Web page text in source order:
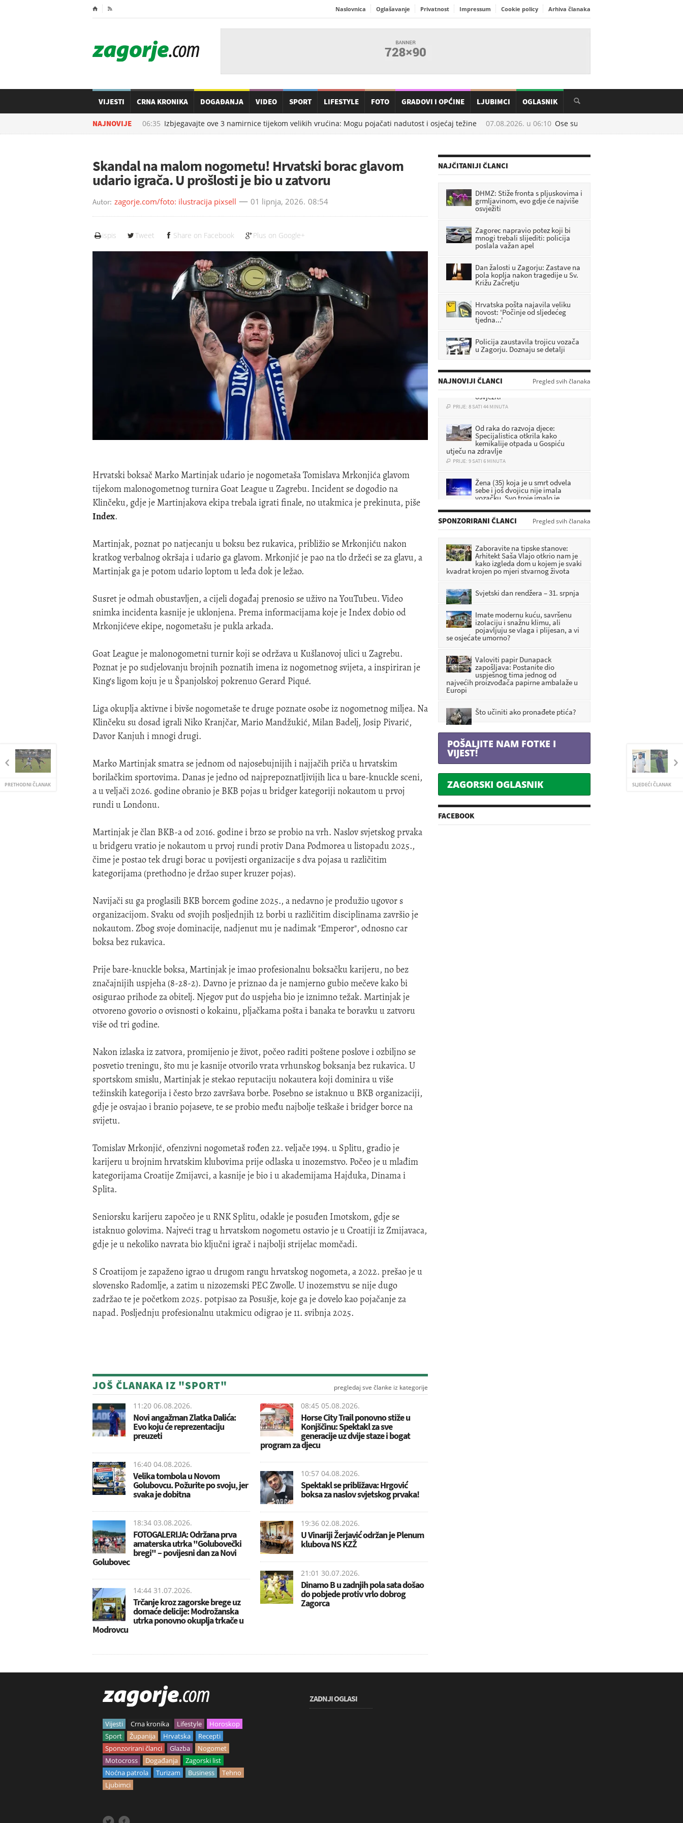
⌂  Naslovnica Oglašavanje Privatnost Impressum Cookie policy Arhiva članaka
VIJESTI CRNA KRONIKA DOGAĐANJA VIDEO SPORT LIFESTYLE FOTO GRADOVI I OPĆINE LJUBIMCI OGLASNIK
NAJNOVIJE
07.08.2026. u 06:35 Izbjegavajte ove 3 namirnice tijekom velikih vrućina: Mogu pojačati nadutost i osjećaj težine 07.08.2026. u 06:10 Ose su najaktivnije u kolovozu:
PRETHODNI ČLANAK SLJEDEĆI ČLANAK
Skandal na malom nogometu! Hrvatski borac glavom
udario igrača. U prošlosti je bio u zatvoru
Autor: zagorje.com/foto: ilustracija pixsell 01 lipnja, 2026. 08:54
ispis Tweet Share on Facebook Plus on Google+
Hrvatski boksač Marko Martinjak udario je nogometaša Tomislava Mrkonjića glavom
tijekom malonogometnog turnira Goat League u Zagrebu. Incident se dogodio na
Klinčeku, gdje je Martinjakova ekipa trebala igrati finale, no utakmica je prekinuta, piše
Index.
Martinjak, poznat po natjecanju u boksu bez rukavica, približio se Mrkonjiću nakon
kratkog verbalnog okršaja i udario ga glavom. Mrkonjić je pao na tlo držeći se za glavu, a
Martinjak ga je potom udario loptom u leđa dok je ležao.
Susret je odmah obustavljen, a cijeli događaj prenosio se uživo na YouTubeu. Video
snimka incidenta kasnije je uklonjena. Prema informacijama koje je Index dobio od
Mrkonjićeve ekipe, nogometašu je pukla arkada.
Goat League je malonogometni turnir koji se održava u Kušlanovoj ulici u Zagrebu.
Poznat je po sudjelovanju brojnih poznatih imena iz nogometnog svijeta, a inspiriran je
King's ligom koju je u Španjolskoj pokrenuo Gerard Piqué.
Liga okuplja aktivne i bivše nogometaše te druge poznate osobe iz nogometnog miljea. Na
Klinčeku su dosad igrali Niko Kranjčar, Mario Mandžukić, Milan Badelj, Josip Pivarić,
Davor Kanjuh i mnogi drugi.
Marko Martinjak smatra se jednom od najosebujnijih i najjačih priča u hrvatskim
borilačkim sportovima. Danas je jedno od najprepoznatljivijih lica u bare-knuckle sceni,
a u veljači 2026. godine obranio je BKB pojas u bridger kategoriji nokautom u prvoj
rundi u Londonu.
Martinjak je član BKB-a od 2016. godine i brzo se probio na vrh. Naslov svjetskog prvaka
u bridgeru vratio je nokautom u prvoj rundi protiv Dana Podmorea u listopadu 2025.,
čime je postao tek drugi borac u povijesti organizacije s dva pojasa u različitim
kategorijama (prethodno je držao super kruzer pojas).
Navijači su ga proglasili BKB borcem godine 2025., a nedavno je produžio ugovor s
organizacijom. Svaku od svojih posljednjih 12 borbi u različitim disciplinama završio je
nokautom. Zbog svoje dominacije, nadjenut mu je nadimak "Emperor", odnosno car
boksa bez rukavica.
Prije bare-knuckle boksa, Martinjak je imao profesionalnu boksačku karijeru, no bez
značajnijih uspjeha (8-28-2). Davno je priznao da je namjerno gubio mečeve kako bi
osigurao prihode za obitelj. Njegov put do uspjeha bio je iznimno težak. Martinjak je
otvoreno govorio o ovisnosti o kokainu, pljačkama pošta i banaka te boravku u zatvoru
više od tri godine.
Nakon izlaska iz zatvora, promijenio je život, počeo raditi poštene poslove i ozbiljno se
posvetio treningu, što mu je kasnije otvorilo vrata vrhunskog boksanja bez rukavica. U
sportskom smislu, Martinjak je stekao reputaciju nokautera koji dominira u više
težinskih kategorija i često brzo završava borbe. Posebno se istaknuo u BKB organizaciji,
gdje je osvajao i branio pojaseve, te se probio među najbolje teškaše i bridger borce na
svijetu.
Tomislav Mrkonjić, ofenzivni nogometaš rođen 22. veljače 1994. u Splitu, gradio je
karijeru u brojnim hrvatskim klubovima prije odlaska u inozemstvo. Počeo je u mlađim
kategorijama Croatije Zmijavci, a kasnije je bio i u akademijama Hajduka, Dinama i
Splita.
Seniorsku karijeru započeo je u RNK Splitu, odakle je posuđen Imotskom, gdje se
istaknuo golovima. Najveći trag u hrvatskom nogometu ostavio je u Croatiji iz Zmijavaca,
gdje je u nekoliko navrata bio ključni igrač i najbolji strijelac momčadi.
S Croatijom je zapaženo igrao u drugom rangu hrvatskog nogometa, a 2022. prešao je u
slovensko Radomlje, a zatim u nizozemski PEC Zwolle. U inozemstvu se nije dugo
zadržao te je početkom 2025. potpisao za Posušje, koje ga je dovelo kao pojačanje za
napad. Posljednju profesionalnu utakmicu odigrao je 11. svibnja 2025.
JOŠ ČLANAKA IZ "SPORT" pregledaj sve članke iz kategorije
11:20 06.08.2026.
Novi angažman Zlatka Dalića:
Evo koju će reprezentaciju
preuzeti
16:40 04.08.2026.
Velika tombola u Novom
Golubovcu. Požurite po svoju, jer
svaka je dobitna
18:34 03.08.2026.
FOTOGALERIJA: Održana prva
amaterska utrka "Golubovečki
bregi" – povijesni dan za Novi
Golubovec
14:44 31.07.2026.
Trčanje kroz zagorske brege uz
domaće delicije: Modrožanska
utrka ponovno okuplja trkače u
Modrovcu
08:45 05.08.2026.
Horse City Trail ponovno stiže u
Konjščinu: Spektakl za sve
generacije uz dvije staze i bogat
program za djecu
10:57 04.08.2026.
Spektakl se približava: Hrgović
boksa za naslov svjetskog prvaka!
19:36 02.08.2026.
U Vinariji Žerjavić održan je Plenum
klubova NS KZŽ
21:01 30.07.2026.
Dinamo B u zadnjih pola sata došao
do pobjede protiv vrlo dobrog
Zagorca
NAJČITANIJI ČLANCI
DHMZ: Stiže fronta s pljuskovima i
grmljavinom, evo gdje će najviše
osvježiti
Zagorec napravio potez koji bi
mnogi trebali slijediti: policija
poslala važan apel
Dan žalosti u Zagorju: Zastave na
pola koplja nakon tragedije u Sv.
Križu Začretju
Hrvatska pošta najavila veliku
novost: 'Počinje od sljedećeg
tjedna...'
Policija zaustavila trojicu vozača
u Zagorju. Doznaju se detalji
NAJNOVIJI ČLANCI Pregled svih članaka
DHMZ: Stiže fronta s pljuskovima i
grmljavinom, evo gdje će najviše
osvježiti
PRIJE: 8 SATI 44 MINUTA
Specijalistica otkrila kako
kemikalije otpada u Gospiću
utječu na zdravlje
 PRIJE: 9 SATI 6 MINUTA
sebe i još dvojicu nije imala
vozačku. Svo troje imalo je
policijski dosje
PRIJE: 9 SATI 27 MINUTA
DA SE NE ZABORAVI: U Pregradi
braniteljima
 PRIJE: 7 SATI 20 MINUTA
[FOTO] Umjetnost, priče i
Radoboju
 PRIJE: 8 SATI 12 MINUTA
SPONZORIRANI ČLANCI Pregled svih članaka
Zaboravite na tipske stanove:
Arhitekt Saša Vlajo otkrio nam je
kako izgleda dom u kojem je svaki
kvadrat krojen po mjeri stvarnog života
Svjetski dan rendžera – 31. srpnja
Imate modernu kuću, savršenu
izolaciju i snažnu klimu, ali
pojavljuju se vlaga i plijesan, a vi
se osjećate umorno?
Valoviti papir Dunapack
zapošljava: Postanite dio
uspješnog tima jednog od
najvećih proizvođača papirne ambalaže u
Europi
Što učiniti ako pronađete ptića?
POŠALJITE NAM FOTKE I
VIJEST!
ZAGORSKI OGLASNIK
FACEBOOK
Vijesti Crna kronika Lifestyle
Horoskop
Sport
Županija Hrvatska
Recepti
Sponzorirani članci
Glazba
Nogomet
Motocross
Događanja
Zagorski list
Noćna patrola
Turizam Business
Tehno
Ljubimci
ZADNJI OGLASI